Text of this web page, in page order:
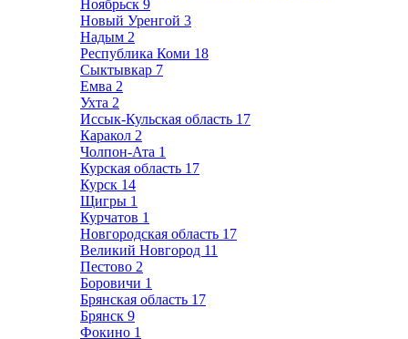
Ноябрьск 9
Новый Уренгой 3
Надым 2
Республика Коми 18
Сыктывкар 7
Емва 2
Ухта 2
Иссык-Кульская область 17
Каракол 2
Чолпон-Ата 1
Курская область 17
Курск 14
Щигры 1
Курчатов 1
Новгородская область 17
Великий Новгород 11
Пестово 2
Боровичи 1
Брянская область 17
Брянск 9
Фокино 1